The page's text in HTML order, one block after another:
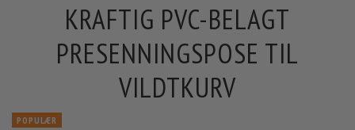
KRAFTIG PVC-BELAGT
PRESENNINGSPOSE TIL
VILDTKURV
POPULÆR